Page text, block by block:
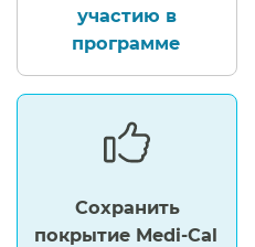
участию в
программе​​
Сохранить
покрытие Medi-Cal​​